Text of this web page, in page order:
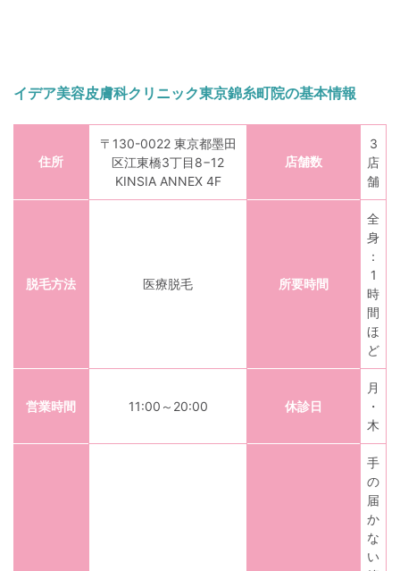
イデア美容皮膚科クリニック東京錦糸町院の基本情報
住所
〒130-0022 東京都墨田
区江東橋3丁目8−12
KINSIA ANNEX 4F
店舗数
3
店
舗
脱毛方法 医療脱毛 所要時間
全
身
：
1
時
間
ほ
ど
営業時間 11:00～20:00 休診日
月
・
木
手
の
届
か
な
い